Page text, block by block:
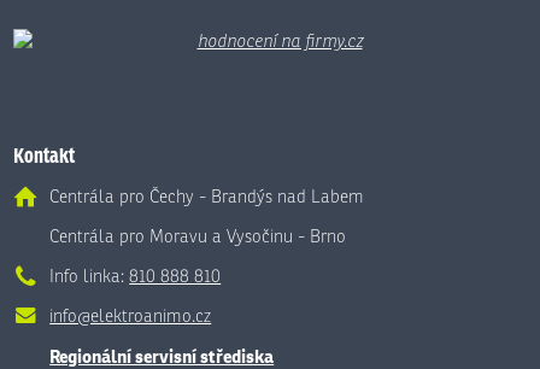
Kontakt
Centrála pro Čechy - Brandýs nad Labem
Centrála pro Moravu a Vysočinu - Brno
Info linka:810 888 810
info@elektroanimo.cz
Regionální servisní střediska